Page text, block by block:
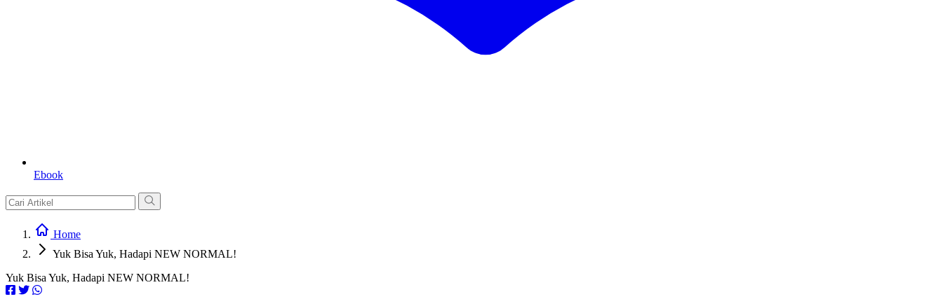
Ebook
Home
Yuk Bisa Yuk, Hadapi NEW NORMAL!
Yuk Bisa Yuk, Hadapi NEW NORMAL!